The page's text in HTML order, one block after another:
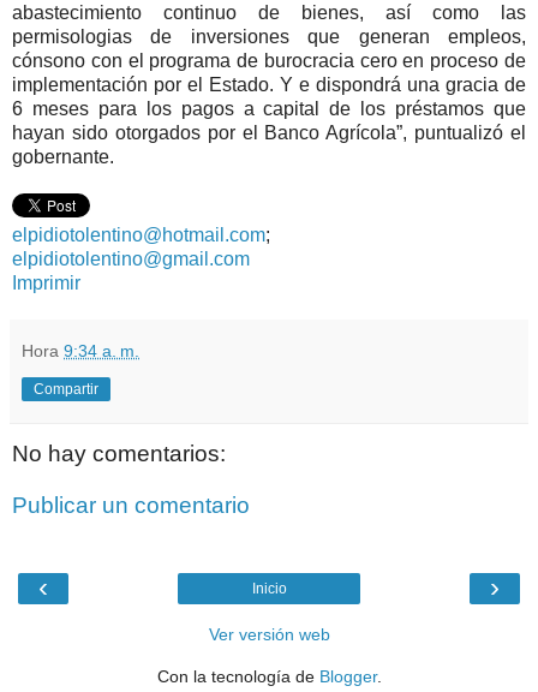
abastecimiento continuo de bienes, así como las
permisologias de inversiones que generan empleos,
cónsono con el programa de burocracia cero en proceso de
implementación por el Estado. Y e dispondrá una gracia de
6 meses para los pagos a capital de los préstamos que
hayan sido otorgados por el Banco Agrícola”, puntualizó el
gobernante.
elpidiotolentino@hotmail.com;
elpidiotolentino@gmail.com
Imprimir
Hora 9:34 a. m.
Compartir
No hay comentarios:
Publicar un comentario
‹ ›
Inicio
Ver versión web
Con la tecnología de Blogger.